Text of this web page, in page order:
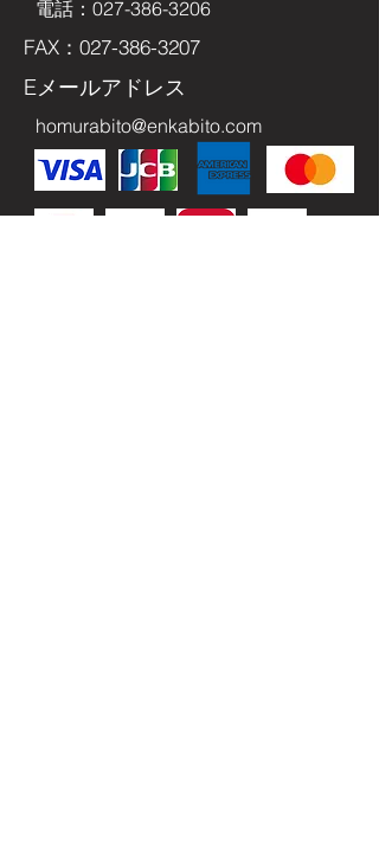
電話：027-386-3206
FAX：027-386-3207
Eメールアドレス
homurabito@enkabito.com